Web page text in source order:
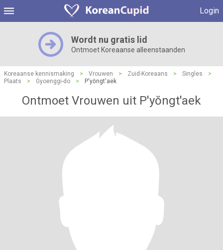
Login
Wordt nu gratis lid
Ontmoet Koreaanse alleenstaanden
Koreaanse kennismaking > Vrouwen > Zuid-Koreaans > Singles
>
Plaats
> Gyoenggi-do > P'yŏngt'aek
Ontmoet Vrouwen uit P'yŏngt'aek